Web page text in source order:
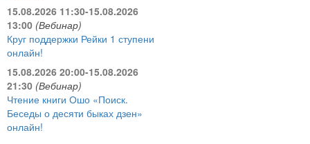
15.08.2026 11:30-15.08.2026
13:00 (Вебинар)
Круг поддержки Рейки 1 ступени
онлайн!
15.08.2026 20:00-15.08.2026
21:30 (Вебинар)
Чтение книги Ошо «Поиск.
Беседы о десяти быках дзен»
онлайн!